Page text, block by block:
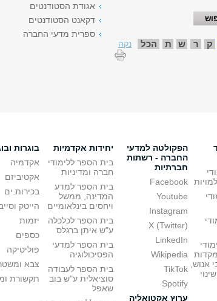
ק ר ש ת הכל נקה
אגודת הסטודנטים
דקאנט הסטודנטים
ספרית מדעי החברה
אנוש,
הפקולטה למדעי
החברה - רשתות
חברתיות
Facebook
Youtube
Instagram
X (Twitter)
LinkedIn
Wikipedia
TikTok
Spotify
ערוץ אקטואליה
יחידות אקדמיות
בית הספר ללימודי
חברה ומדיניות
בית הספר למדע
המדינה, ממשל
ויחסים בינלאומיים
בית הספר לכלכלה
ע"ש איתן ברגלס
בית הספר למדעי
הפסיכולוגיה
בית הספר לעבודה
סוציאלית ע"ש בוב
שאפל
בוגרות
אקדמיה
אקטיביזם
בכירות.ים
הייטק
יזמות
כספים
פוליטיקה
צבא
תקשורת